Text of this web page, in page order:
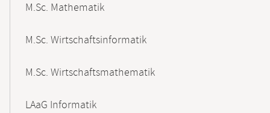
M.Sc. Mathematik
M.Sc. Wirtschaftsinformatik
M.Sc. Wirtschaftsmathematik
LAaG Informatik